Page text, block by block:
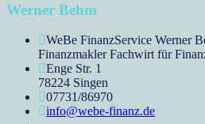
Werner Behm
WeBe FinanzService Werner
Finanzmakler Fachwirt für
Enge Str. 1
78224 Singen
07731/86970
info@webe-finanz.de